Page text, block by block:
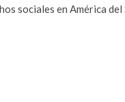
sociales en América del